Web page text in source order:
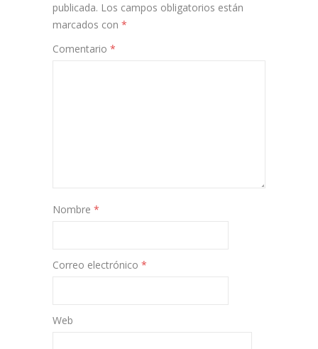
publicada. Los campos obligatorios están
marcados con *
Comentario *
Nombre *
Correo electrónico *
Web